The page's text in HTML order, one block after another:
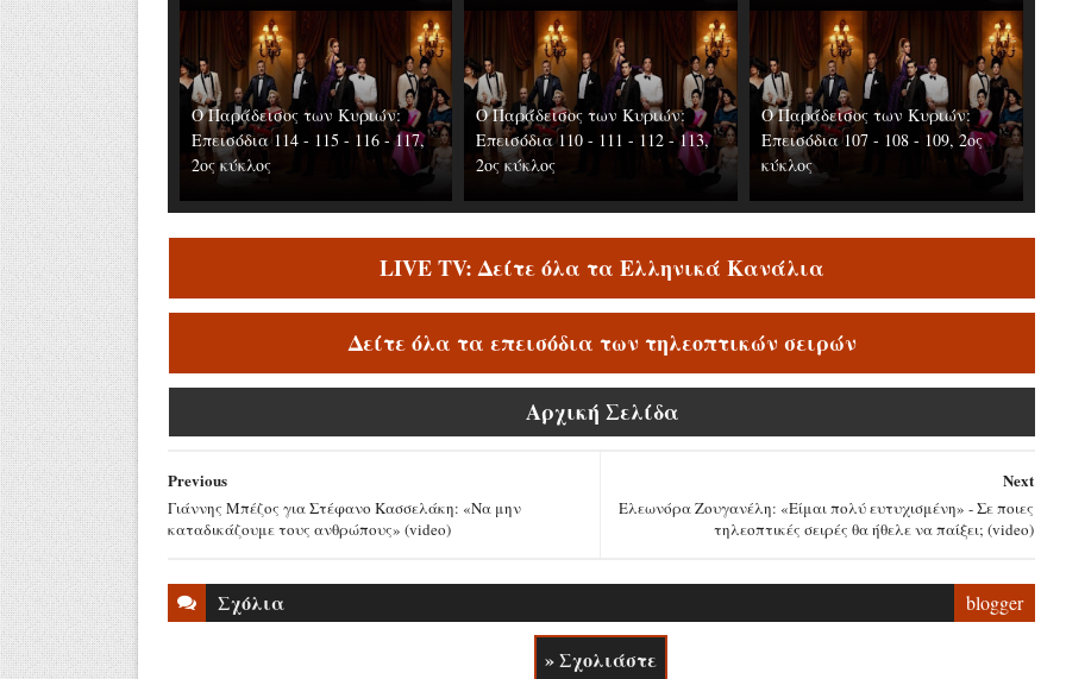
Ο Παράδεισος των Κυριών:
Επεισόδια 114 - 115 - 116 - 117,
2ος κύκλος
Ο Παράδεισος των Κυριών:
Επεισόδια 110 - 111 - 112 - 113,
2ος κύκλος
Ο Παράδεισος των Κυριών:
Επεισόδια 107 - 108 - 109, 2ος
κύκλος
LIVE TV: Δείτε όλα τα Ελληνικά Κανάλια
Δείτε όλα τα επεισόδια των τηλεοπτικών σειρών
Αρχική Σελίδα
Next
Ελεωνόρα Ζουγανέλη: «Είμαι πολύ ευτυχισμένη» - Σε ποιες
τηλεοπτικές σειρές θα ήθελε να παίξει; (video)
Previous
Γιάννης Μπέζος για Στέφανο Κασσελάκη: «Να μην
καταδικάζουμε τους ανθρώπους» (video)
Σχόλια blogger
» Σχολιάστε